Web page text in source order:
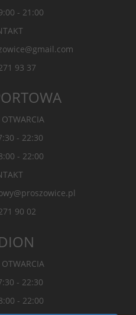
- 21:00
93 37
- 22:30
- 22:00
90 02
- 22:30
- 22:00